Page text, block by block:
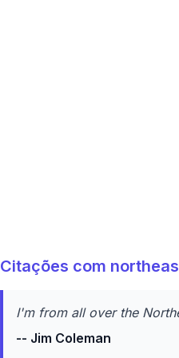
Citações com
I'm from all over the
-- Jim Coleman